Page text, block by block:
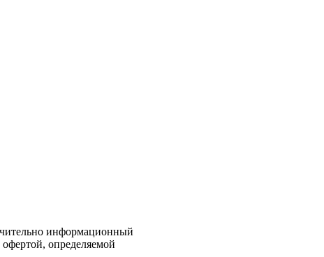
информационный
определяемой